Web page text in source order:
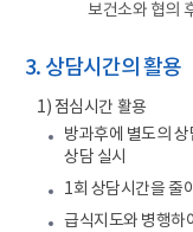
보건소와 협의
3. 상담시간의 활용
1) 점심시간 활용
방과후에 별도의
상담 실시
1회 상담시간을 줄
급식지도와 병행하